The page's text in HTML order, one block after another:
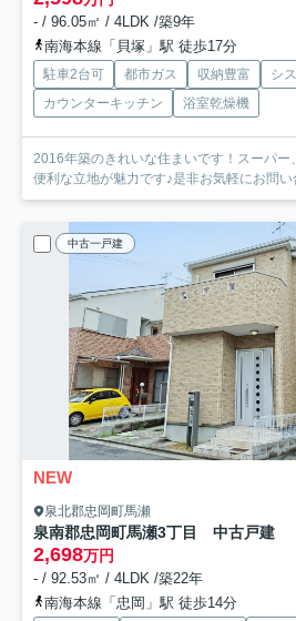
- / 96.05㎡ / 4LDK /築9年
南海本線「貝塚」駅 徒歩17分
駐車2台可 都市ガス 収納豊富
シ
カウンターキッチン
浴室乾燥機
2016年築のきれいな住まいです！スーパー
便利な立地が魅力です♪是非お気軽にお問
中古一戸建
NEW
泉北郡忠岡町馬瀬
泉南郡忠岡町馬瀬3丁目 中古戸建
2,698万円
- / 92.53㎡ / 4LDK /築22年
南海本線「忠岡」駅 徒歩14分